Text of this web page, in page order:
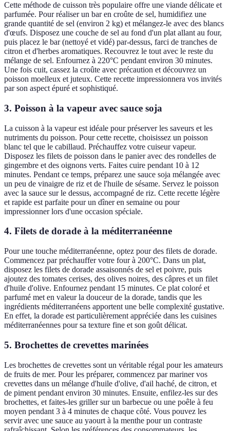
Cette méthode de cuisson très populaire offre une viande délicate et
parfumée. Pour réaliser un bar en croûte de sel, humidifiez une
grande quantité de sel (environ 2 kg) et mélangez-le avec des blancs
d'œufs. Disposez une couche de sel au fond d'un plat allant au four,
puis placez le bar (nettoyé et vidé) par-dessus, farci de tranches de
citron et d'herbes aromatiques. Recouvrez le tout avec le reste du
mélange de sel. Enfournez à 220°C pendant environ 30 minutes.
Une fois cuit, cassez la croûte avec précaution et découvrez un
poisson moelleux et juteux. Cette recette impressionnera vos invités
par son aspect épuré et sophistiqué.
3. Poisson à la vapeur avec sauce soja
La cuisson à la vapeur est idéale pour préserver les saveurs et les
nutriments du poisson. Pour cette recette, choisissez un poisson
blanc tel que le cabillaud. Préchauffez votre cuiseur vapeur.
Disposez les filets de poisson dans le panier avec des rondelles de
gingembre et des oignons verts. Faites cuire pendant 10 à 12
minutes. Pendant ce temps, préparez une sauce soja mélangée avec
un peu de vinaigre de riz et de l'huile de sésame. Servez le poisson
avec la sauce sur le dessus, accompagné de riz. Cette recette légère
et rapide est parfaite pour un dîner en semaine ou pour
impressionner lors d'une occasion spéciale.
4. Filets de dorade à la méditerranéenne
Pour une touche méditerranéenne, optez pour des filets de dorade.
Commencez par préchauffer votre four à 200°C. Dans un plat,
disposez les filets de dorade assaisonnés de sel et poivre, puis
ajoutez des tomates cerises, des olives noires, des câpres et un filet
d'huile d'olive. Enfournez pendant 15 minutes. Ce plat coloré et
parfumé met en valeur la douceur de la dorade, tandis que les
ingrédients méditerranéens apportent une belle complexité gustative.
En effet, la dorade est particulièrement appréciée dans les cuisines
méditerranéennes pour sa texture fine et son goût délicat.
5. Brochettes de crevettes marinées
Les brochettes de crevettes sont un véritable régal pour les amateurs
de fruits de mer. Pour les préparer, commencez par mariner vos
crevettes dans un mélange d'huile d'olive, d'ail haché, de citron, et
de piment pendant environ 30 minutes. Ensuite, enfilez-les sur des
brochettes, et faites-les griller sur un barbecue ou une poêle à feu
moyen pendant 3 à 4 minutes de chaque côté. Vous pouvez les
servir avec une sauce au yaourt à la menthe pour un contraste